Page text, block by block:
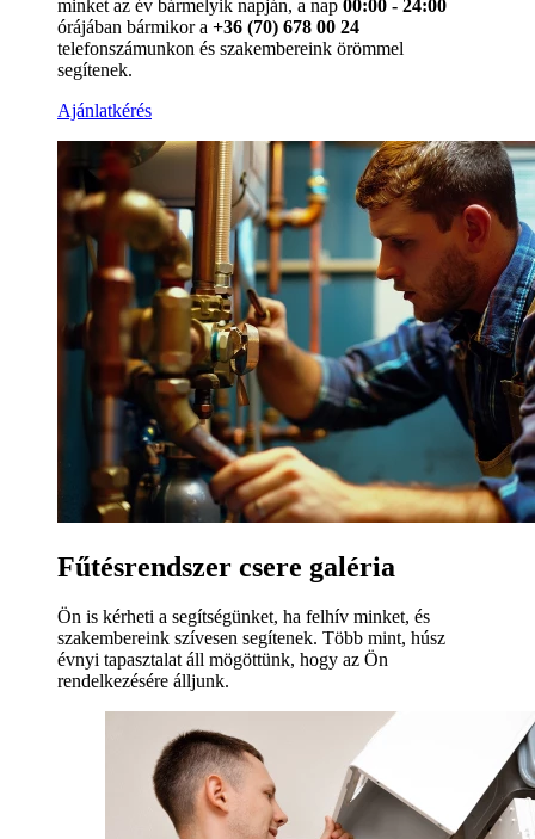
minket az év bármelyik napján, a nap 00:00 - 24:00
órájában bármikor a +36 (70) 678 00 24
telefonszámunkon és szakembereink örömmel
segítenek.
Ajánlatkérés
Fűtésrendszer csere galéria
Ön is kérheti a segítségünket, ha felhív minket, és
szakembereink szívesen segítenek. Több mint, húsz
évnyi tapasztalat áll mögöttünk, hogy az Ön
rendelkezésére álljunk.